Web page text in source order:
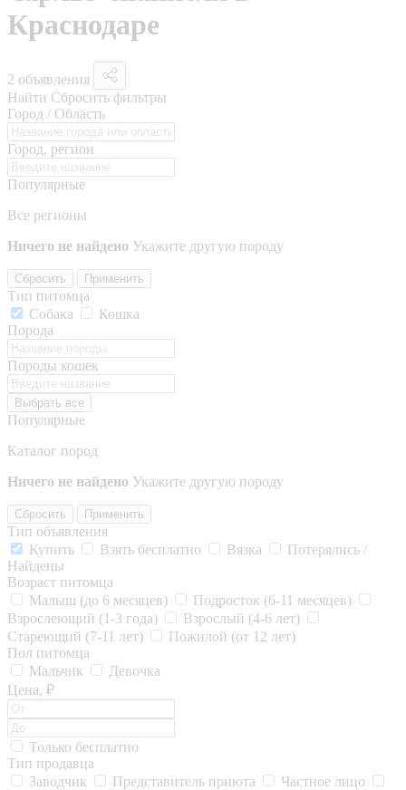
Краснодаре
2 объявления
Найти Сбросить фильтры
Город / Область
Город, регион
Популярные
Все регионы
Ничего не найдено Укажите другую породу
Сбросить Применить
Тип питомца
Собака
Кошка
Порода
Породы кошек
Выбрать все
Популярные
Каталог пород
Ничего не найдено Укажите другую породу
Сбросить Применить
Тип объявления
Купить
Взять бесплатно Вязка
Потерялись /
Найдены
Возраст питомца
Малыш (до 6 месяцев)
Подросток (6-11 месяцев)
Взрослеющий (1-3 года)
Взрослый (4-6 лет)
Стареющий (7-11 лет)
Пожилой (от 12 лет)
Пол питомца
Мальчик
Девочка
Цена, ₽
Только бесплатно
Тип продавца
Заводчик
Представитель приюта
Частное лицо